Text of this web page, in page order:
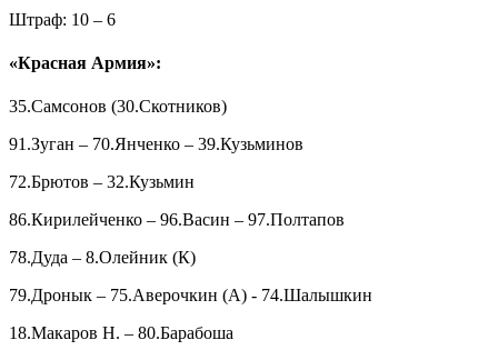
Штраф: 10 – 6
«Красная Армия»:
35.Самсонов (30.Скотников)
91.Зуган – 70.Янченко – 39.Кузьминов
72.Брютов – 32.Кузьмин
86.Кирилейченко – 96.Васин – 97.Полтапов
78.Дуда – 8.Олейник (К)
79.Дронык – 75.Аверочкин (А) - 74.Шалышкин
18.Макаров Н. – 80.Барабоша